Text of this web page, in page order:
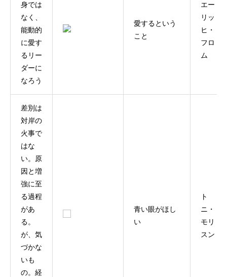
身では
なく、
能動的
に愛す
るリー
ダーに
なろう
愛するという
こと
エー
リッ
ヒ・
フロ
ム
差別は
対岸の
火事で
はな
い。原
因と増
強に至
る過程
があ
る。
が、気
づかな
いも
の。経
青い眼がほし
い
ト
ニ・
モリ
スン